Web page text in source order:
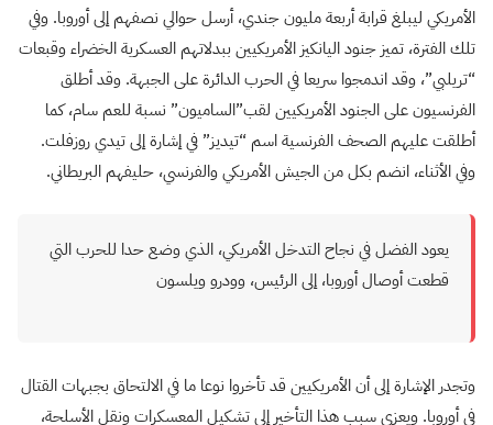
الأمريكي ليبلغ قرابة أربعة مليون جندي، أرسل حوالي نصفهم إلى أوروبا. وفي
تلك الفترة، تميز جنود اليانكيز الأمريكيين ببدلاتهم العسكرية الخضراء وقبعات
“تريلبي”، وقد اندمجوا سريعا في الحرب الدائرة على الجبهة. وقد أطلق
الفرنسيون على الجنود الأمريكيين لقب”الساميون” نسبة للعم سام، كما
أطلقت عليهم الصحف الفرنسية اسم “تيديز” في إشارة إلى تيدي روزفلت.
وفي الأثناء، انضم بكل من الجيش الأمريكي والفرنسي، حليفهم البريطاني.
يعود الفضل في نجاح التدخل الأمريكي، الذي وضع حدا للحرب التي
قطعت أوصال أوروبا، إلى الرئيس، وودرو ويلسون
وتجدر الإشارة إلى أن الأمريكيين قد تأخروا نوعا ما في الالتحاق بجبهات القتال
في أوروبا. ويعزى سبب هذا التأخير إلى تشكيل المعسكرات ونقل الأسلحة،